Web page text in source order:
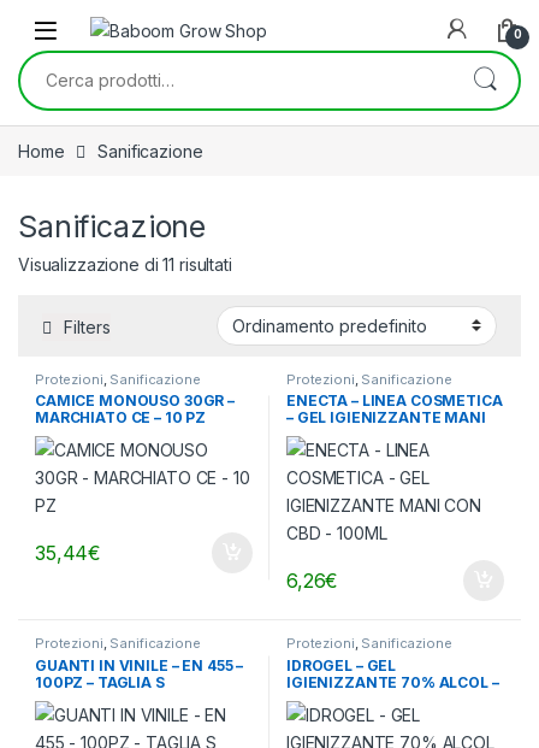
Skip to navigation
Skip to content
0
Cerca:
Home Sanificazione
Sanificazione
Visualizzazione di 11 risultati
Filters
Protezioni Sanificazione
CAMICE MONOUSO 30GR –
MARCHIATO CE – 10 PZ
35,44€
Protezioni Sanificazione
ENECTA – LINEA COSMETICA
– GEL IGIENIZZANTE MANI
CON CBD – 100ML
6,26€
Protezioni, Sanificazione
GUANTI IN VINILE – EN 455 –
100PZ – TAGLIA S
Protezioni, Sanificazione
IDROGEL – GEL
IGIENIZZANTE 70% ALCOL –
5L